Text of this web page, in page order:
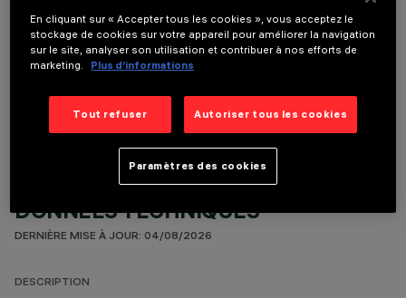
COMPOSANTS OPTIONNELS
DONNÉES TECHNIQUES
DERNIÈRE MISE À JOUR: 04/08/2026
DESCRIPTION
En cliquant sur « Accepter tous les cookies », vous acceptez le
stockage de cookies sur votre appareil pour améliorer la navigation
sur le site, analyser son utilisation et contribuer à nos efforts de
marketing.
Plus d’informations
Tout refuser Autoriser tous les cookies
Paramètres des cookies